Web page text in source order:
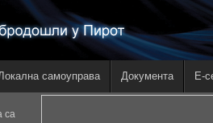
самоуправа Документа E-